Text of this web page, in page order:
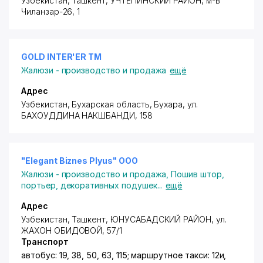
Чиланзар-26, 1
GOLD INTER'ER ТМ
Жалюзи - производство и продажа ещё
Адрес
Узбекистан, Бухарская область, Бухара,ул.
БАХОУДДИНА НАКШБАНДИ, 158
"Elegant Biznes Plyus" ООО
Жалюзи - производство и продажа ,Пошив штор,
портьер, декоративных подушек... ещё
Адрес
Узбекистан,Ташкент, ЮНУСАБАДСКИЙ РАЙОН, ул.
ЖАХОН ОБИДОВОЙ, 57/1
Транспорт
автобус: 19, 38, 50, 63, 115; маршрутное такси: 12и,